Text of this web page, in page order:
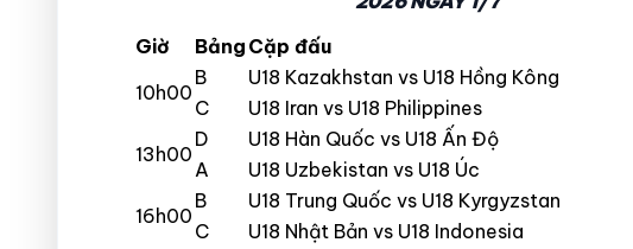
Giờ
Bảng Cặp đấu
10h00
B U18 Kazakhstan vs U18 Hồng Kông
C
U18 Iran vs U18 Philippines
13h00
D
U18 Hàn Quốc vs U18 Ấn Độ
A
U18 Uzbekistan vs U18 Úc
16h00
B
U18 Trung Quốc vs U18 Kyrgyzstan
C
U18 Nhật Bản vs U18 Indonesia